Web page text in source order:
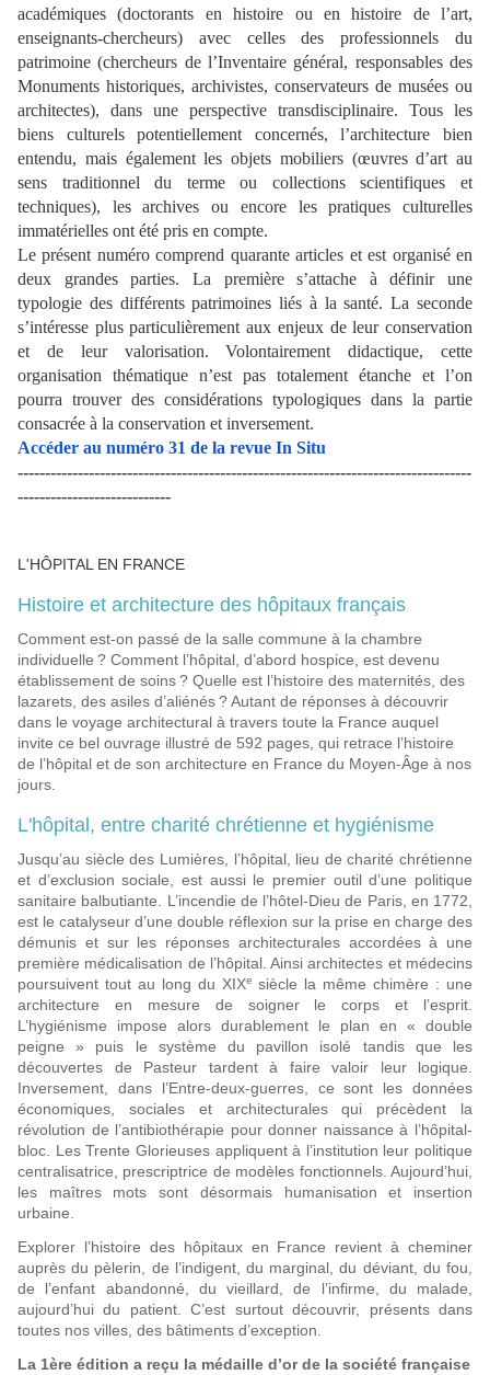
académiques (doctorants en histoire ou en histoire de l’art,
enseignants-chercheurs) avec celles des professionnels du
patrimoine (chercheurs de l’Inventaire général, responsables des
Monuments historiques, archivistes, conservateurs de musées ou
architectes), dans une perspective transdisciplinaire. Tous les
biens culturels potentiellement concernés, l’architecture bien
entendu, mais également les objets mobiliers (œuvres d’art au
sens traditionnel du terme ou collections scientifiques et
techniques), les archives ou encore les pratiques culturelles
immatérielles ont été pris en compte.
Le présent numéro comprend quarante articles et est organisé en
deux grandes parties. La première s’attache à définir une
typologie des différents patrimoines liés à la santé. La seconde
s’intéresse plus particulièrement aux enjeux de leur conservation
et de leur valorisation. Volontairement didactique, cette
organisation thématique n’est pas totalement étanche et l’on
pourra trouver des considérations typologiques dans la partie
consacrée à la conservation et inversement.
Accéder au numéro 31 de la revue In Situ
-----------------------------------------------------------------------------------
----------------------------
L'HÔPITAL EN FRANCE
Histoire et architecture des hôpitaux français
Comment est-on passé de la salle commune à la chambre
individuelle ? Comment l’hôpital, d’abord hospice, est devenu
établissement de soins ? Quelle est l’histoire des maternités, des
lazarets, des asiles d’aliénés ? Autant de réponses à découvrir
dans le voyage architectural à travers toute la France auquel
invite ce bel ouvrage illustré de 592 pages, qui retrace l’histoire
de l’hôpital et de son architecture en France du Moyen-Âge à nos
jours.
L'hôpital, entre charité chrétienne et hygiénisme
Jusqu’au siècle des Lumières, l’hôpital, lieu de charité chrétienne
et d’exclusion sociale, est aussi le premier outil d’une politique
sanitaire balbutiante. L’incendie de l’hôtel-Dieu de Paris, en 1772,
est le catalyseur d’une double réflexion sur la prise en charge des
démunis et sur les réponses architecturales accordées à une
première médicalisation de l’hôpital. Ainsi architectes et médecins
poursuivent tout au long du XIXe siècle la même chimère : une
architecture en mesure de soigner le corps et l’esprit.
L’hygiénisme impose alors durablement le plan en « double
peigne » puis le système du pavillon isolé tandis que les
découvertes de Pasteur tardent à faire valoir leur logique.
Inversement, dans l’Entre-deux-guerres, ce sont les données
économiques, sociales et architecturales qui précèdent la
révolution de l’antibiothérapie pour donner naissance à l’hôpital-
bloc. Les Trente Glorieuses appliquent à l’institution leur politique
centralisatrice, prescriptrice de modèles fonctionnels. Aujourd’hui,
les maîtres mots sont désormais humanisation et insertion
urbaine.
Explorer l’histoire des hôpitaux en France revient à cheminer
auprès du pèlerin, de l’indigent, du marginal, du déviant, du fou,
de l’enfant abandonné, du vieillard, de l’infirme, du malade,
aujourd’hui du patient. C’est surtout découvrir, présents dans
toutes nos villes, des bâtiments d’exception.
La 1ère édition a reçu la médaille d’or de la société française